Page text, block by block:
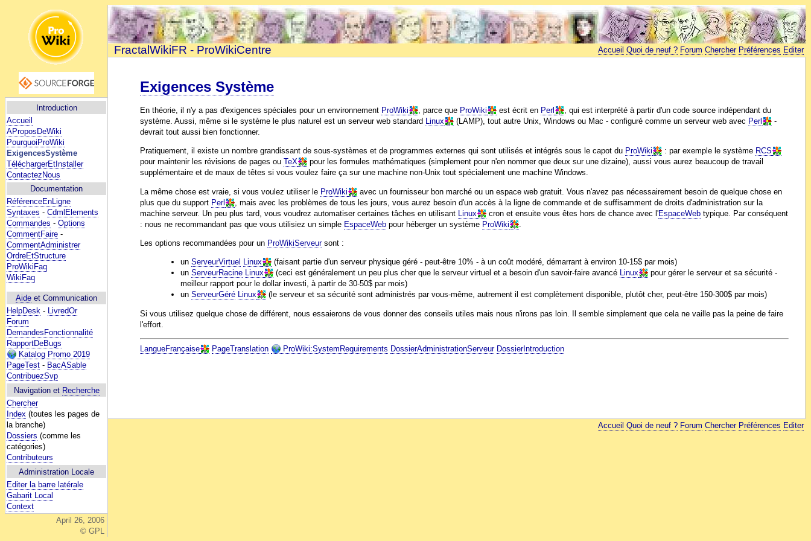
Introduction
Accueil
AProposDeWiki
PourquoiProWiki
ExigencesSystème
TéléchargerEtInstaller
ContactezNous
Documentation
RéférenceEnLigne
Syntaxes - CdmlElements
Commandes - Options
CommentFaire -
CommentAdministrer
OrdreEtStructure
ProWikiFaq
WikiFaq
Aide et Communication
HelpDesk - LivredOr
Forum
DemandesFonctionnalité
RapportDeBugs
Katalog Promo 2019
PageTest - BacASable
ContribuezSvp
Navigation et Recherche
Chercher
Index (toutes les pages de
la branche)
Dossiers (comme les
catégories)
Contributeurs
Administration Locale
Editer la barre latérale
Gabarit Local
Context
April 26, 2006
© GPL
FractalWikiFR - ProWikiCentre Accueil Quoi de neuf ? Forum Chercher Préférences Editer
Exigences Système
En théorie, il n'y a pas d'exigences spéciales pour un environnement ProWiki , parce que ProWiki est écrit en Perl
, qui est interprété à partir d'un code source indépendant du
système. Aussi, même si le système le plus naturel est un serveur web standard Linux (LAMP), tout autre Unix, Windows ou Mac - configuré comme un serveur web avec Perl
-
devrait tout aussi bien fonctionner.
Pratiquement, il existe un nombre grandissant de sous-systèmes et de programmes externes qui sont utilisés et intégrés sous le capot du ProWiki : par exemple le système RCS
pour maintenir les révisions de pages ouTeX
pour les formules mathématiques (simplement pour n'en nommer que deux sur une dizaine), aussi vous aurez beaucoup de travail
supplémentaire et de maux de têtes si vous voulez faire ça sur une machine non-Unix tout spécialement une machine Windows.
La même chose est vraie, si vous voulez utiliser le ProWiki
avec un fournisseur bon marché ou un espace web gratuit. Vous n'avez pas nécessairement besoin de quelque chose en
plus que du support Perl
, mais avec les problèmes de tous les jours, vous aurez besoin d'un accès à la ligne de commande et de suffisamment de droits d'administration sur la
machine serveur. Un peu plus tard, vous voudrez automatiser certaines tâches en utilisant Linux cron et ensuite vous êtes hors de chance avec l'EspaceWeb typique. Par conséquent
: nous ne recommandant pas que vous utilisiez un simple EspaceWeb pour héberger un système ProWiki
Les options recommandées pour un ProWikiServeursont :
un ServeurVirtuel Linux
(faisant partie d'un serveur physique géré - peut-être 10% - à un coût modéré, démarrant à environ 10-15$ par mois)
un ServeurRacine Linux (ceci est généralement un peu plus cher que le serveur virtuel et a besoin d'un savoir-faire avancé Linux
pour gérer le serveur et sa sécurité -
meilleur rapport pour le dollar investi, à partir de 30-50$ par mois)
un ServeurGéré Linux (le serveur et sa sécurité sont administrés par vous-même, autrement il est complètement disponible, plutôt cher, peut-être 150-300$ par mois)
Si vous utilisez quelque chose de différent, nous essaierons de vous donner des conseils utiles mais nous n'irons pas loin. Il semble simplement que cela ne vaille pas la peine de faire
l'effort.
LangueFrançaise PageTranslation ProWiki:SystemRequirements DossierAdministrationServeur DossierIntroduction
Accueil Quoi de neuf ? Forum Chercher Préférences Editer